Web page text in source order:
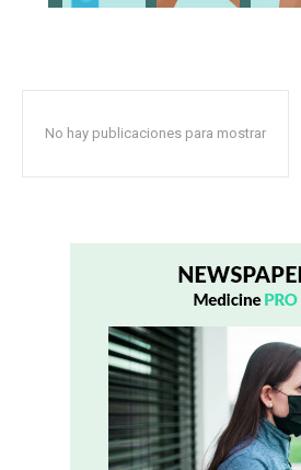
No hay publicaciones para mostrar